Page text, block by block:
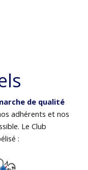
de qualité
adhérents et nos
Le Club
: